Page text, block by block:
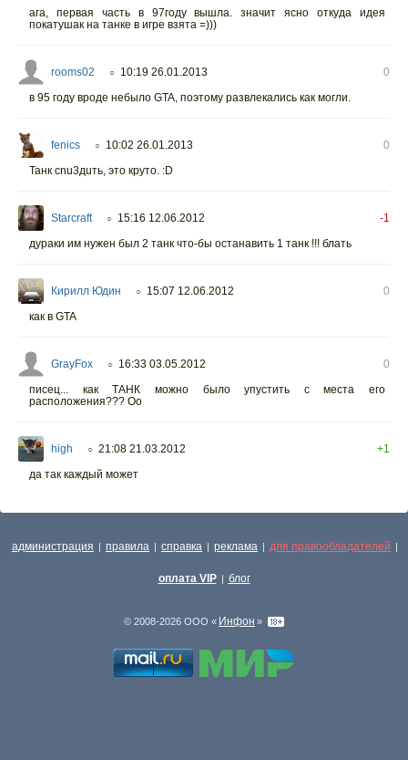
ага, первая часть в 97году вышла. значит ясно откуда идея
покатушак на танке в игре взята =)))
rooms02 ○ 10:19 26.01.2013
0
в 95 году вроде небыло GTA, поэтому развлекались как могли.
fenics ○ 10:02 26.01.2013
0
Танк cnu3дuть, это круто. :D
Starcraft ○ 15:16 12.06.2012
-1
дураки им нужен был 2 танк что-бы останавить 1 танк !!! блать
Кирилл Юдин ○ 15:07 12.06.2012
0
как в GTA
GrayFox ○ 16:33 03.05.2012
0
писец... как ТАНК можно было упустить с места его
расположения??? Оо
high ○ 21:08 21.03.2012
+1
да так каждый может
администрация | правила | справка | реклама | для правообладателей |
оплата VIP | блог
© 2008-2026 ООО « Инфон »